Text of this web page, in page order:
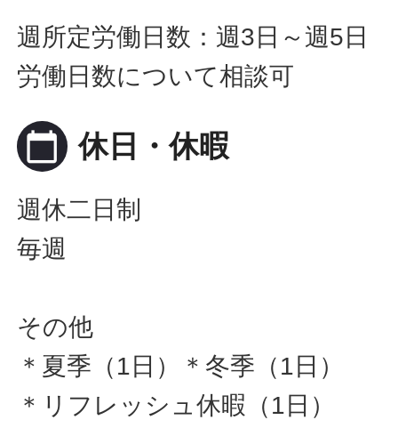
週所定労働日数：週3日～週5日
労働日数について相談可
calendar_today 休日・休暇
週休二日制
毎週
その他
＊夏季（1日）＊冬季（1日）
＊リフレッシュ休暇（1日）